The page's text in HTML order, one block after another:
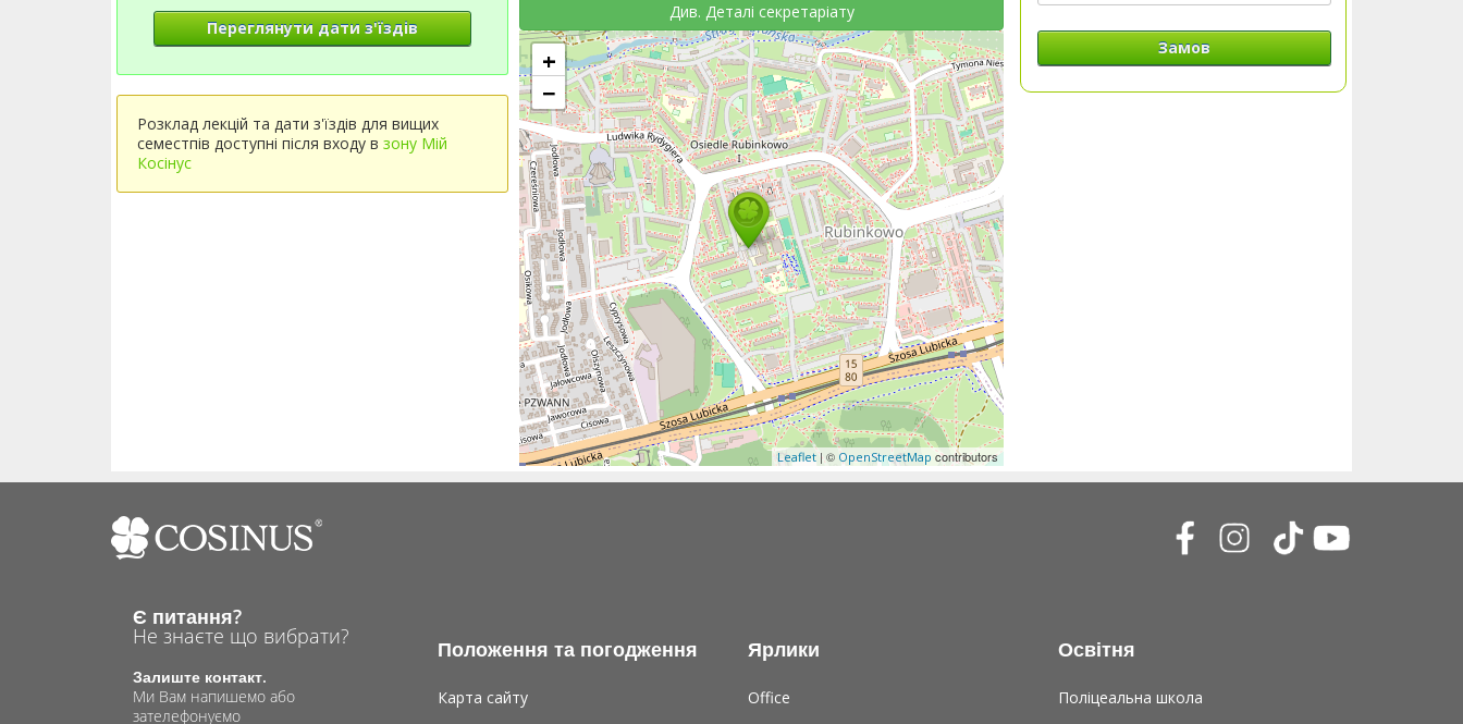
Переглянути дати з'їздів
Розклад лекцій та дати з'їздів для вищих
семестпів доступні після входу в зону Мій
Косінус
Див. Деталі секретаріату
+
−
Leaflet | © OpenStreetMap contributors
Замов
Є питання?
Не знаєте що вибрати?
Залиште контакт.
Ми Вам напишемо або
зателефонуємо
Положення та погодження
Карта сайту
Ярлики
Office
Освітня
Поліцеальна школа